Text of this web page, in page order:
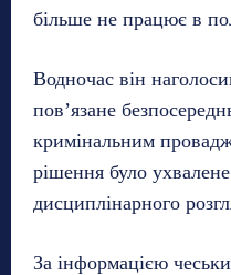
більше не працює в
Водночас він
пов’язане
кримінальним
рішення було
дисциплінарного
За інформацією